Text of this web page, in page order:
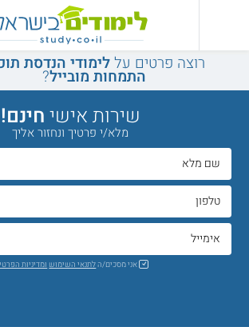
רוצה פרטים עללימודי הנדסת
התמחות מובייל?
שירות אישיחינם!
מלא/י פרטיך ונחזור אליך
אני מסכים/הלתנאי השימוש ומדיניות